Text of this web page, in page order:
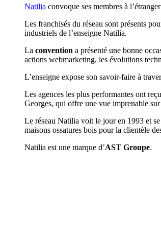
Natilia convoque ses membres à
Les franchisés du réseau sont présents
industriels de l’enseigne Natilia.
La convention a présenté une bonne
actions webmarketing, les évolutions
L’enseigne expose son savoir-faire à
Les agences les plus performantes ont
Georges, qui offre une vue imprenable
Le réseau Natilia voit le jour en 1993 et
maisons ossatures bois pour la clientèle
Natilia est une marque d’AST Groupe.